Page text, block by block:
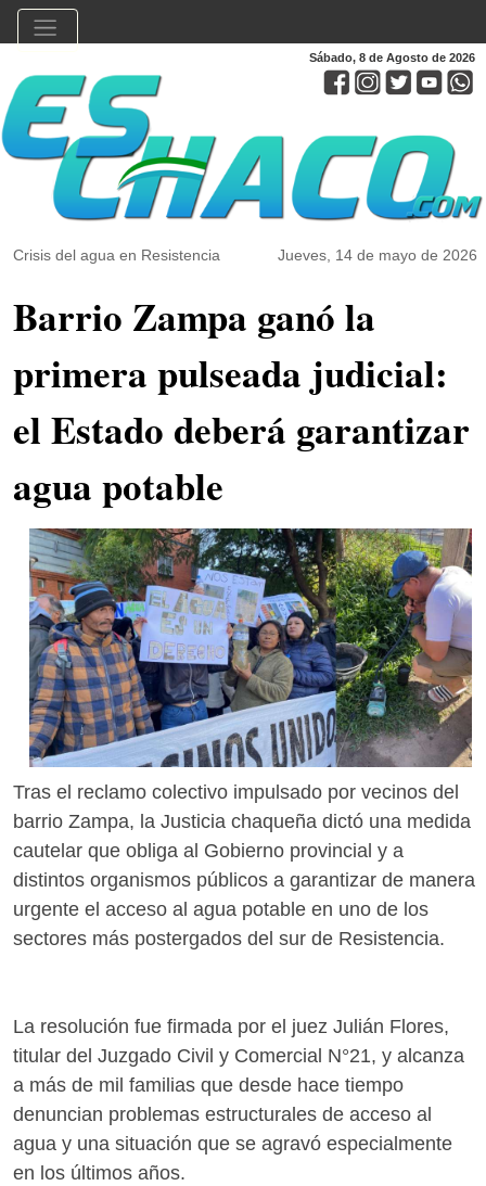
Sábado, 8 de Agosto de 2026
Crisis del agua en Resistencia Jueves, 14 de mayo de 2026
Barrio Zampa ganó la
primera pulseada judicial:
el Estado deberá garantizar
agua potable
Tras el reclamo colectivo impulsado por vecinos del
barrio Zampa, la Justicia chaqueña dictó una medida
cautelar que obliga al Gobierno provincial y a
distintos organismos públicos a garantizar de manera
urgente el acceso al agua potable en uno de los
sectores más postergados del sur de Resistencia.
La resolución fue firmada por el juez Julián Flores,
titular del Juzgado Civil y Comercial N°21, y alcanza
a más de mil familias que desde hace tiempo
denuncian problemas estructurales de acceso al
agua y una situación que se agravó especialmente
en los últimos años.